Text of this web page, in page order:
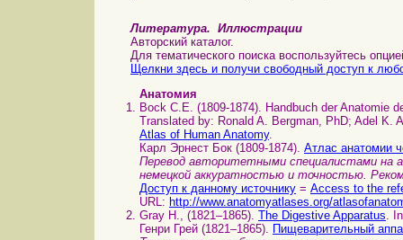
Литература. Иллюстрации
Авторский каталог.
Для тематического поиска воспользуйтесь
Щелкни здесь и получи свободный доступ к
Анатомия
Bock C.E. (1809-1874). Handbuch der Anatomie
Translated by: Ronald A. Bergman, PhD; Adel
Atlas of Human Anatomy.
Карл Эрнест Бок (1809-1874). Атлас анатомии
Перевод авторитетными специалистами на
немецкой аккуратностью и точностью.
Доступ к данному источнику = Access to the
URL: http://www.anatomyatlases.org/
Gray H., (1821–1865). The Digestive Apparatus.
Генри Грей (1821–1865). Пищеварительный